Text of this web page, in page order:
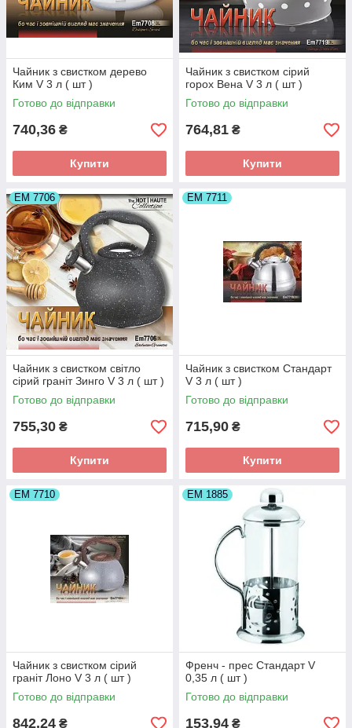
Чайник з свистком дерево
Ким V 3 л ( шт )
Готово до відправки
740,36 ₴
Купити
Чайник з свистком сірий
горох Вена V 3 л ( шт )
Готово до відправки
764,81 ₴
Купити
ЕМ 7706
Чайник з свистком світло
сірий граніт Зинго V 3 л ( шт )
Готово до відправки
755,30 ₴
Купити
ЕМ 7711
Чайник з свистком Стандарт
V 3 л ( шт )
Готово до відправки
715,90 ₴
Купити
ЕМ 7710
Чайник з свистком сірий
граніт Лоно V 3 л ( шт )
Готово до відправки
842,24 ₴
ЕМ 1885
Френч - прес Стандарт V
0,35 л ( шт )
Готово до відправки
153,94 ₴